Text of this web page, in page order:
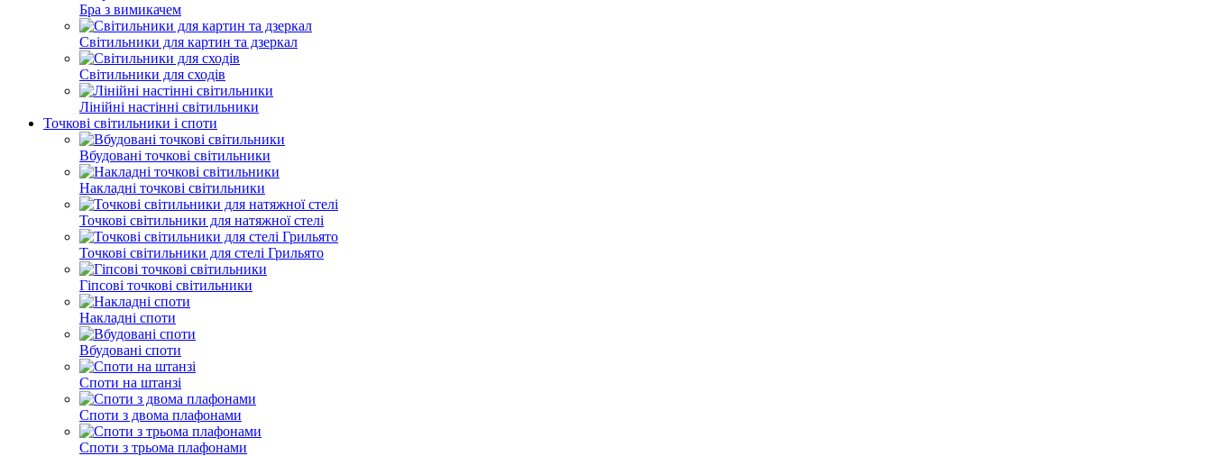
Бра з вимикачем
Світильники для картин та дзеркал
Світильники для сходів
Лінійні настінні світильники
Точкові світильники і споти
Вбудовані точкові світильники
Накладні точкові світильники
Точкові світильники для натяжної стелі
Точкові світильники для стелі Грильято
Гіпсові точкові світильники
Накладні споти
Вбудовані споти
Споти на штанзі
Споти з двома плафонами
Споти з трьома плафонами